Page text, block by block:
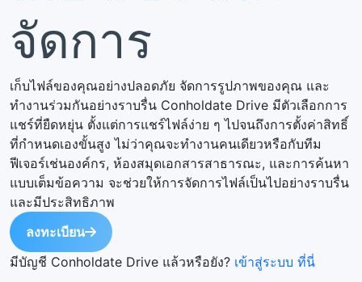
จัดการ
เก็บไฟล์ของคุณอย่างปลอดภัย จัดการรูปภาพของคุณ และ
ทำงานร่วมกันอย่างราบรื่น Conholdate Drive มีตัวเลือกการ
แชร์ที่ยืดหยุ่น ตั้งแต่การแชร์ไฟล์ง่าย ๆ ไปจนถึงการตั้งค่าสิทธิ์
ที่กำหนดเองขั้นสูง ไม่ว่าคุณจะทำงานคนเดียวหรือกับทีม
ฟีเจอร์เช่นองค์กร, ห้องสมุดเอกสารสาธารณะ, และการค้นหา
แบบเต็มข้อความ จะช่วยให้การจัดการไฟล์เป็นไปอย่างราบรื่น
และมีประสิทธิภาพ
ลงทะเบียน
มีบัญชี Conholdate Drive แล้วหรือยัง? เข้าสู่ระบบ ที่นี่